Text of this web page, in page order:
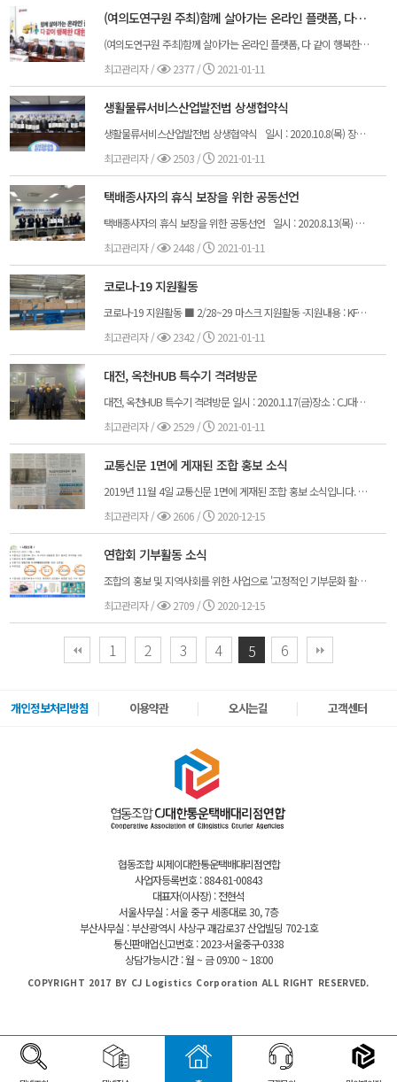
(여의도연구원 주최)함께 살아가는 온라인 플랫폼, 다 같이 행복한 대한민국
(여의도연구원 주최)함께 살아가는 온라인 플랫폼, 다 같이 행복한 대한민국 일시 : 2020.10.30(금) 장소 : 국회본관 228호 참석자 : <국회> 국민의힘 김종인 비대위원장, 원내대표, 정책위의장, 임이자 환노위 간사 <관계자> CJ대한통운택배대리점연합 김종철 이사장, 전국택배연대노동조합 김태완 위원장, 라이더유니온 이영주 정책국장, 전국택시운송사업조합연합회 박유오 경영지도팀장, 한국대리운전총연합회 장유진 회장, 대한숙박업중앙회 함장수 감사, 소상공인연합회 차남수 정책실장, 한국소비자연맹 김수연 시장조사팀장 내용 : 배달과 택배 노동자 과로사와 갑질에 대한 사회적 문제와 어려운 사안 청취 및 정책적 대안 모색
최고관리자/ 2377 / 2021-01-11
생활물류서비스산업발전법 상생협약식
생활물류서비스산업발전법 상생협약식 일시 : 2020.10.8(목) 장소 : 국회의원회관 306호 참석자 : CJ대한통운 정태영 택배부문장, CJ대한통운 남재현 전략지원팀장, 롯데글로벌로지스 오국진 택배사업부분장, 한진 권경열 택배사업본부 상무, 로젠 노일환 마케팅본부장, 김범준 한국통합물류협회 전무이사, 김종철 CJ대한통운택배대리점연합 이사장 내용 : 생활물류서비스산업발전법 제정을 위한 상생협약식
최고관리자/ 2503 / 2021-01-11
택배종사자의 휴식 보장을 위한 공동선언
택배종사자의 휴식 보장을 위한 공동선언 일시 : 2020.8.13(목) 장소 : CJ대한통운 곤지암 메가 HUB터미널 참석자 : 이재갑 고용노동부장관, 박근희 CJ대한통운부회장 등 택배사 및 대리점연합 대표 7명 내용 : 공동선언식, 종사자 안전과 건강 보호를 위한 조치 현황 발표, 곤지암 메가 HUB터미널 견학
최고관리자/ 2448 / 2021-01-11
코로나-19 지원활동
코로나-19 지원활동 ■ 2/28~29 마스크 지원활동 -지원내용 : KF94마스크 5,000장 -지원대상 : 1)대구·경북지역 우선 지원 ■ 3/7 식사 지원활동 -지원내용 : 김밥, 도시락, 물 -지원대상 : 대구지역 택배기사 1,400여명 ■ 기타 지부별 지원활동 -1/29 부산 : KN95마스크 3,000장 -경기(남서울) : 일회용마스크 2,500장 -경남 : 손소독제1,000개
최고관리자/ 2342 / 2021-01-11
대전, 옥천HUB 특수기 격려방문
대전, 옥천HUB 특수기 격려방문 일시 : 2020.1.17(금)장소 : CJ대한통운 대전, 옥천 HUB터미널참석자 : 홍우희부회장, 강승수이사, 김상현이사 등 10명내용 : 특수기 운영계획 간담회 및 견학, 격려방문
최고관리자/ 2529 / 2021-01-11
교통신문 1면에 게재된 조합 홍보 소식
2019년 11월 4일 교통신문 1면에 게재된 조합 홍보 소식입니다. - 내용 - "택배산업 발전의 우선한 과제는 택배기사가 근로자인가. 사업자인가의 명확한 판단에서 출발합니다." 택배기사는 '위장된 사업자'가 아닌 개별적인 영업의 노력을 통해 사업의 확장성을 가지고 있는 택배사업자로서 '개인사업자'라는 법적 지위를 통해 계약당사자간 공정한 거래를 이끌어가는 주체입니다. 현재 진행되는 택배산업발전을 위한 정부정책 방향은 자율적인 계약관계에 기반한 택배시장의 고용환경과는 달리 택배기사는 '특수고용형태근로자'라는 관점으로만 접근하고 있습니다. 이에 논의 된 결과들은 택배시장에 참여하는 택배사업자로 하여금 노동자의 지위로 귀속시키는 판단이며 '직업선택의 자유'의 헌법적 가치를 제한하고 공정거래에 대한 실효성을 훼손함과 동시에 이해당사자간 이념적 충돌을 만들어내고 있습니다. CJ대한통운 택배대리점연합은 행정적 판단의 모순된 내용을 바로잡고 공정한 택배산업의 문화를 만들어가는 것은 물론, 시장 변화에 발맞추어 보다 편리한 서비스를 제공하도록 계속 노력하겠습니다.
최고관리자/ 2606 / 2020-12-15
연합회 기부활동 소식
조합의 홍보 및 지역사회를 위한 사업으로 '고정적인 기부문화 활성화'를 위해 제 2차 대의원총회의 의결된 내용으로 2019년 11월 12일 부산 사상구청에서 첫 기부활동을 실시했습니다. '아주 특별한 배달' 사업은 분기별 100만원을 후원하며, 입원치료·청소·이사한 세대에게 관련 필요 용품을 담은 키트를 제공하는 사업으로 굿네이버스와 사상구청이 연계하는 사업입니다. 연합회 본 사무실 소재지인 부산 사상구에서 이루어진 지역사회 봉사활동을 시작으로 각 사업담당(지사) 등 조합 홍보 및 기부, 봉사활동이 예정되어 있습니다. 쌀쌀한 찬 바람에 따스한 소식을 전했습니다. 11월에도 건강하시고, 웃음과 행복이 가득하시길 바랍니다.
최고관리자/ 2709 / 2020-12-15
1 2 3 4 5 6
개인정보처리방침 이용약관 오시는길 고객센터
협동조합 씨제이대한통운택배대리점연합
사업자등록번호 : 884-81-00843
대표자(이사장) : 전현석
서울사무실 : 서울 중구 세종대로 30, 7층
부산사무실 : 부산광역시 사상구 괘감로37 산업빌딩 702-1호
통신판매업신고번호 : 2023-서울중구-0338
상담가능시간 : 월 ~ 금 09:00 ~ 18:00
COPYRIGHT 2017 BY CJ Logistics Corporation ALL RIGHT RESERVED.